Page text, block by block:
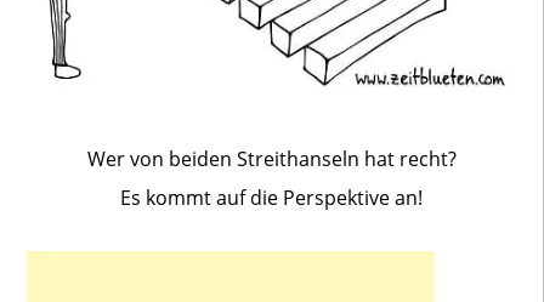
Wer von beiden Streithanseln hat recht?
Es kommt auf die Perspektive an!